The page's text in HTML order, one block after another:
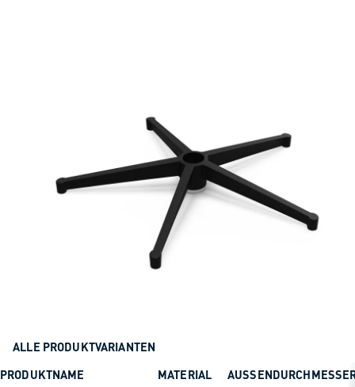
ALLE PRODUKTVARIANTEN
PRODUKTNAME
MATERIAL AUSSENDURCHMESSER